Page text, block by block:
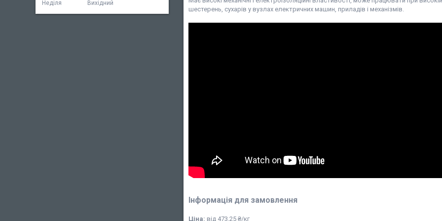
шестерень, сухарів у вузлах електричних машин, приладів і механізмів.
Інформація для замовлення
Ціна: від 473,25 ₴/кг
Неділя
Вихідний